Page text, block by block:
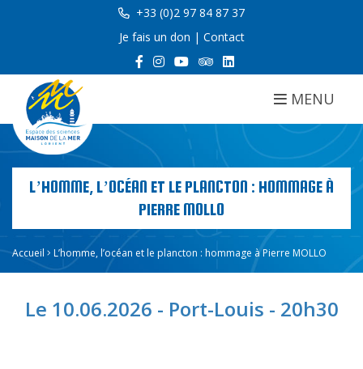
+33 (0)2 97 84 87 37
Je fais un don | Contact
MENU
L’HOMME, L’OCÉAN ET LE PLANCTON : HOMMAGE À
PIERRE MOLLO
Accueil L’homme, l’océan et le plancton : hommage à Pierre MOLLO
Le 10.06.2026 - Port-Louis - 20h30